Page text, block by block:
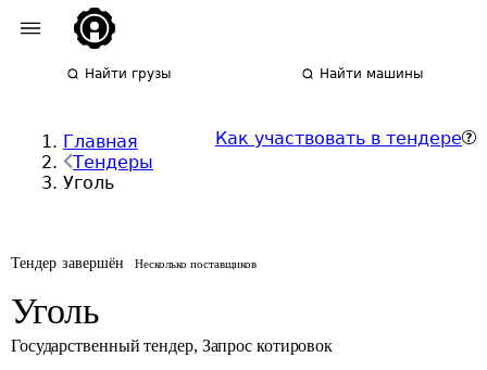
Найти грузы Найти машины
Главная
Тендеры
Уголь
Как участвовать в тендере
Тендер завершён Несколько поставщиков
Уголь
Государственный тендер, Запрос котировок